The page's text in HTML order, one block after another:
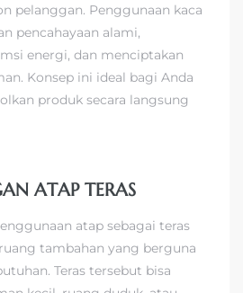
pelanggan. Penggunaan kaca
pencahayaan alami,
energi, dan menciptakan
Konsep ini ideal bagi Anda
produk secara langsung
ATAP TERAS
atap sebagai teras
tambahan yang berguna
Teras tersebut bisa